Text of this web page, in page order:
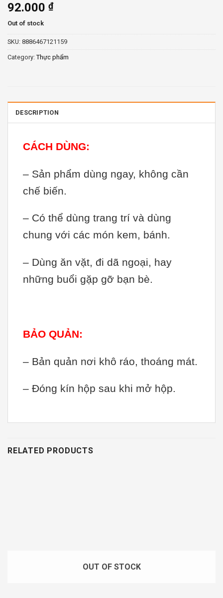
92.000 ₫
Out of stock
SKU: 8886467121159
Category: Thực phẩm
DESCRIPTION
CÁCH DÙNG:
– Sản phẩm dùng ngay, không cần
chế biến.
– Có thể dùng trang trí và dùng
chung với các món kem, bánh.
– Dùng ăn vặt, đi dã ngoại, hay
những buổi gặp gỡ bạn bè.
BẢO QUẢN:
– Bản quản nơi khô ráo, thoáng mát.
– Đóng kín hộp sau khi mở hộp.
RELATED PRODUCTS
OUT OF STOCK